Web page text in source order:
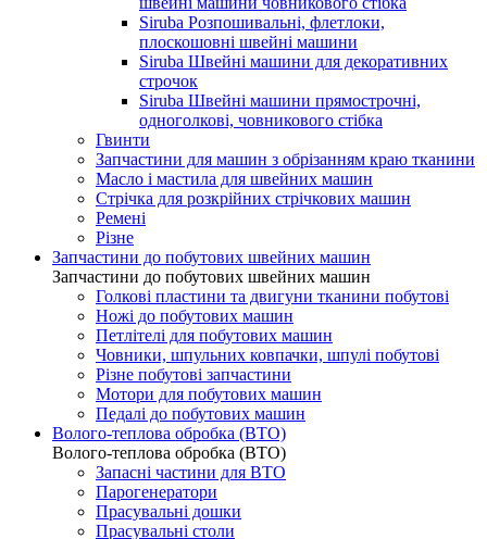
Siruba Розпошивальні, флетлоки,
плоскошовні швейні машини
Siruba Швейні машини для декоративних
строчок
Siruba Швейні машини прямострочні,
одноголкові, човникового стібка
Гвинти
Запчастини для машин з обрізанням краю тканини
Масло і мастила для швейних машин
Стрічка для розкрійних стрічкових машин
Ремені
Різне
Запчастини до побутових швейних машин
Запчастини до побутових швейних машин
Голкові пластини та двигуни тканини побутові
Ножі до побутових машин
Петлітелі для побутових машин
Човники, шпульних ковпачки, шпулі побутові
Різне побутові запчастини
Мотори для побутових машин
Педалі до побутових машин
Волого-теплова обробка (ВТО)
Волого-теплова обробка (ВТО)
Запасні частини для ВТО
Парогенератори
Прасувальні дошки
Прасувальні столи